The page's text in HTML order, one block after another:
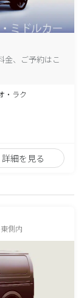
金、ご予約はこ
・ラク
詳細を見る
側内